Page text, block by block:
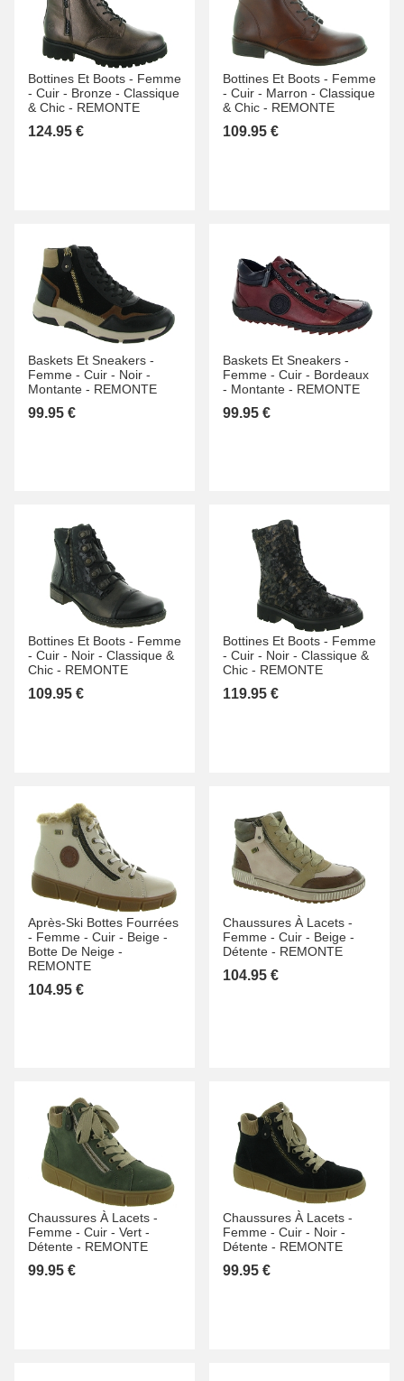
Bottines Et Boots - Femme
- Cuir - Bronze - Classique
& Chic - REMONTE
124.95 €
Bottines Et Boots - Femme
- Cuir - Marron - Classique
& Chic - REMONTE
109.95 €
Baskets Et Sneakers -
Femme - Cuir - Noir -
Montante - REMONTE
99.95 €
Baskets Et Sneakers -
Femme - Cuir - Bordeaux
- Montante - REMONTE
99.95 €
Bottines Et Boots - Femme
- Cuir - Noir - Classique &
Chic - REMONTE
109.95 €
Bottines Et Boots - Femme
- Cuir - Noir - Classique &
Chic - REMONTE
119.95 €
Après-Ski Bottes Fourrées
- Femme - Cuir - Beige -
Botte De Neige -
REMONTE
104.95 €
Chaussures À Lacets -
Femme - Cuir - Beige -
Détente - REMONTE
104.95 €
Chaussures À Lacets -
Femme - Cuir - Vert -
Détente - REMONTE
99.95 €
Chaussures À Lacets -
Femme - Cuir - Noir -
Détente - REMONTE
99.95 €